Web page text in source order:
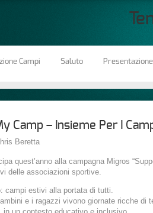
Campi Saluto Presentazione
Camp – Insieme Per I
Beretta
quest’anno alla campagna Migros
delle associazioni sportive.
campi estivi alla portata di tutti.
e i ragazzi vivono giornate ricche di